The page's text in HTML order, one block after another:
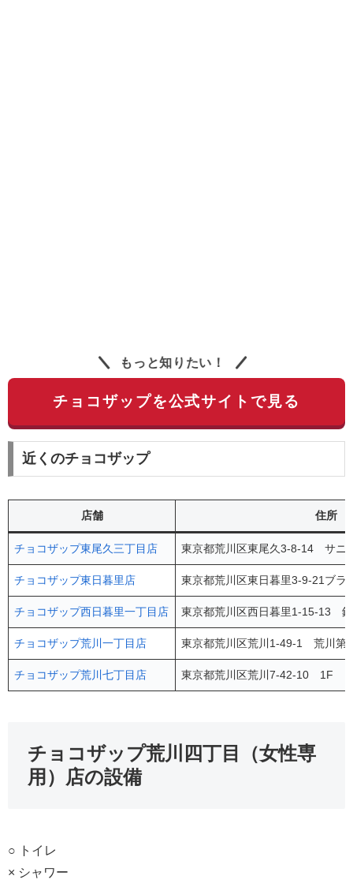
もっと知りたい！
チョコザップを公式サイトで見る
近くのチョコザップ
店舗 住所
チョコザップ東尾久三丁目店 東京都荒川区東尾久3-8-14 サニ
チョコザップ東日暮里店 東京都荒川区東日暮里3-9-21ブ
チョコザップ西日暮里一丁目店 東京都荒川区西日暮里1-15-13
チョコザップ荒川一丁目店 東京都荒川区荒川1-49-1 荒川
チョコザップ荒川七丁目店 東京都荒川区荒川7-42-10 1F
チョコザップ荒川四丁目（女性専
用）店の設備
○ トイレ
× シャワー